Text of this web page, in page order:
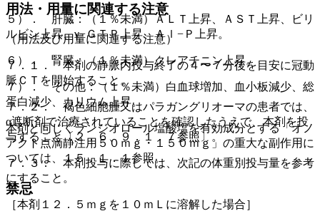
５）． 肝臓：（１％未満）ＡＬＴ上昇、ＡＳＴ上昇、ビリ
ルビン上昇、γ−ＧＴＰ上昇、Ａｌ−Ｐ上昇。
６）． 腎臓：（１％未満）クレアチニン上昇。
７）． その他：（１％未満）白血球増加、血小板減少、総
蛋白減少、カリウム上昇。
本剤と同じくランジオロール塩酸塩を有効成分とする「オノ
アクト点滴静注用５０ｍｇ・１５０ｍｇ」の重大な副作用に
ついては、１５．１．１参照。
禁忌
用法・用量に関連する注意
（用法及び用量に関連する注意）
７．１． 本剤の静脈内投与終了の４〜７分後を目安に冠動
脈ＣＴを開始すること。
７．２． 褐色細胞腫又はパラガングリオーマの患者では、
α遮断剤で治療されていることを確認したうえで、本剤を投
与すること〔２．６、９．１．７参照〕。
７．３． 本剤投与に際しては、次記の体重別投与量を参考
にすること。
［本剤１２．５ｍｇを１０ｍＬに溶解した場合］